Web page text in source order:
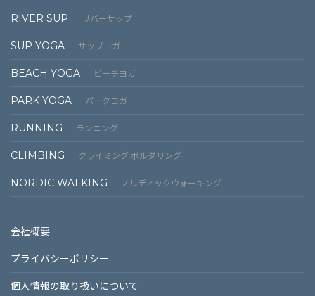
RIVER SUP リバーサップ
SUP YOGA サップヨガ
BEACH YOGA ビーチヨガ
PARK YOGA パークヨガ
RUNNING ランニング
CLIMBING クライミング ボルダリング
NORDIC WALKING ノルディックウォーキング
会社概要
プライバシーポリシー
個⼈情報の取り扱いについて